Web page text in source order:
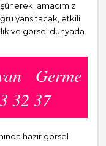
amacımız
yansıtacak, etkili
ve görsel dünyada
Germe
32 37
hazır görsel